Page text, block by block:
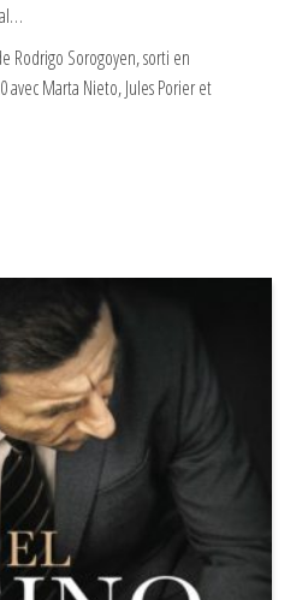
Rodrigo Sorogoyen, sorti en
avec Marta Nieto, Jules Porier et